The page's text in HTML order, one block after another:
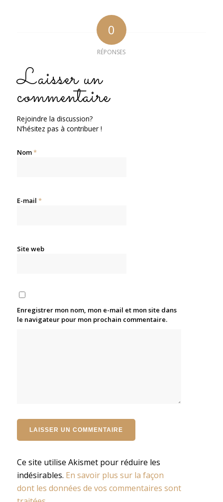
0
RÉPONSES
Laisser un
commentaire
Rejoindre la discussion?
N’hésitez pas à contribuer !
Nom*
E-mail *
Site web
Enregistrer mon nom, mon e-mail et mon site dans
le navigateur pour mon prochain commentaire.
Ce site utilise Akismet pour réduire les
indésirables. En savoir plus sur la façon
dont les données de vos commentaires sont